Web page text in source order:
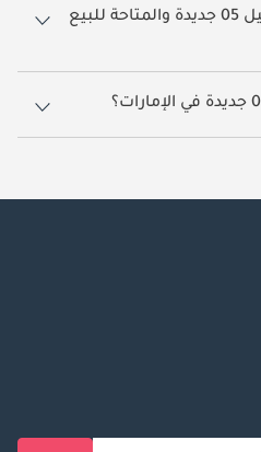
كم عدد سيارات بي واي دي سيل 05 جديدة والمتاحة للبيع
45,399.